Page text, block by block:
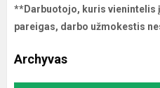
**Darbuotojo, kuris vienintelis
pareigas, darbo užmokestis
Archyvas